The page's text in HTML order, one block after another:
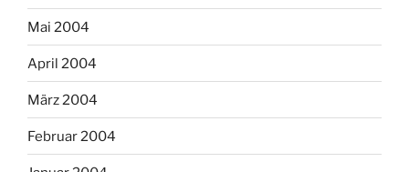
Mai 2004
April 2004
März 2004
Februar 2004